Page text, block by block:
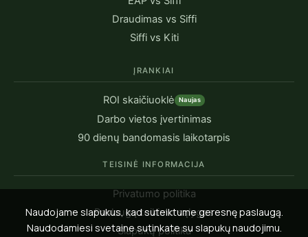
Draudimas vs Siffi
Siffi vs Kiti
ĮRANKIAI
ROI skaičiuoklė Naujas
Darbo vietos įvertinimas
90 dienų bandomasis laikotarpis
TEISINĖ INFORMACIJA
Privatumo politika
Paslaugų teikimo sąlygos
Slapukų politika
Naudojame slapukus, kad suteiktume geresnę paslaugą.
Naudodamiesi svetaine sutinkate su slapukų naudojimu.